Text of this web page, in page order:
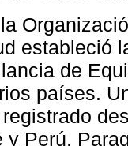
estableció
de
países.
y Perú.